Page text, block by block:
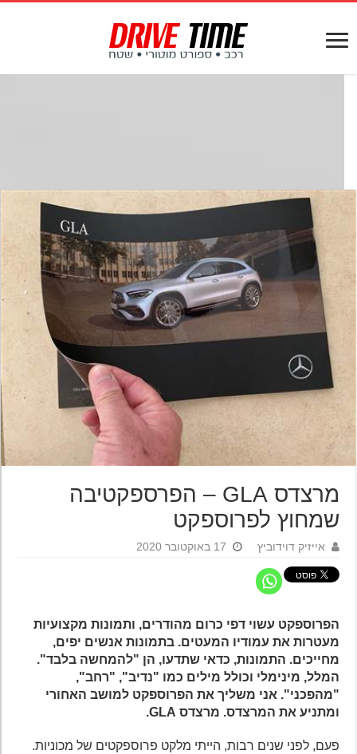
מרצדס GLA – הפרספקטיבה
שמחוץ לפרוספקט
אייזיק דוידוביץ 17 באוקטובר 2020
הפרוספקט עשוי דפי כרום מהודרים, ותמונות מקצועיות
מעטרות את עמודיו המעטים. בתמונות אנשים יפים,
מחייכים. התמונות, כדאי שתדעו, הן "להמחשה בלבד".
המלל, מינימלי וכולל מילים כמו "נדיב", "רחב",
"מהפכני". אני משליך את הפרוספקט למושב האחורי
ומתניע את המרצדס. מרצדס GLA.
פעם, לפני שנים רבות, הייתי מלקט פרוספקטים של מכוניות.